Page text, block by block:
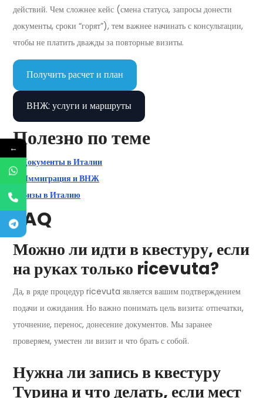
действий. Чем сложнее кейс (смена статуса, запросы донести
документы, сроки “горят”), тем важнее начинать с консультации,
чтобы не платить дважды за повторные визиты.
Получить расчет и план
ВНЖ: услуги и маршруты
Полезно по теме
Документы в Италии
Иммиграция и ВНЖ
Визы в Италию
FAQ
Можно ли идти в квестуру, если
на руках только ricevuta?
Да, в ряде процедур ricevuta является вашим подтверждением
подачи и ожидания. Но важно понимать цель визита: отпечатки,
уточнение, перенос, донесение документов. Мы заранее
проверяем, уместен ли визит и что брать с собой.
Нужна ли запись в квестуру
Турина и что делать, если мест
←